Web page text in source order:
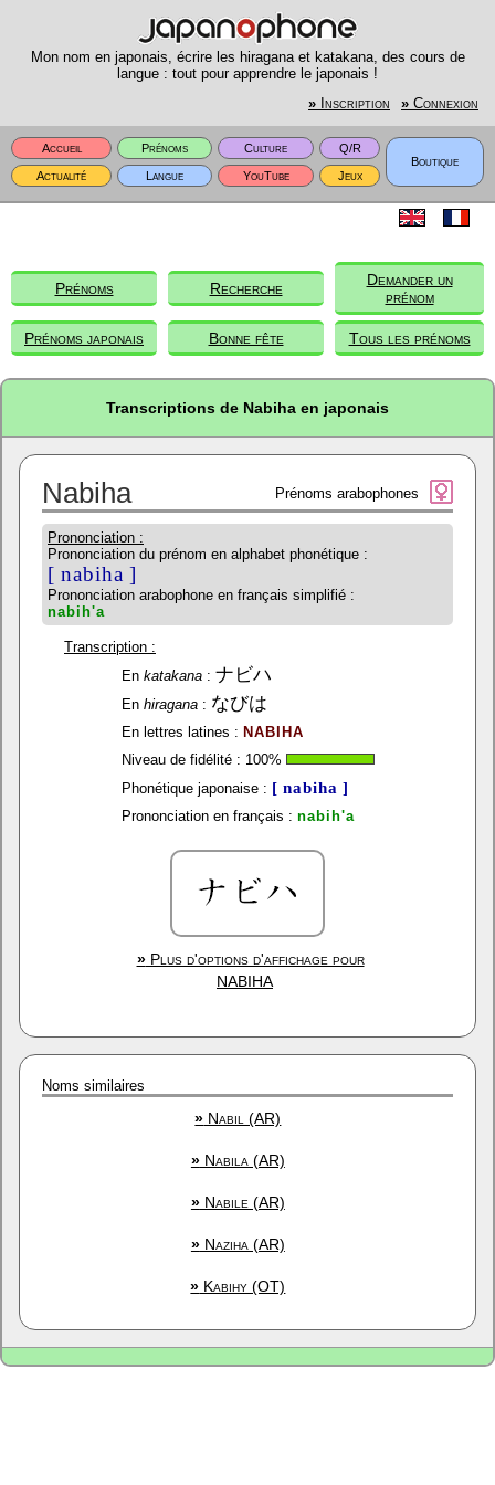
Mon nom en japonais, écrire les hiragana et katakana, des cours de
langue : tout pour apprendre le japonais !
» Inscription » Connexion
Accueil Prénoms Culture
Q/R
Boutique
Actualité
Langue YouTube Jeux
Prénoms Recherche
Demander un
prénom
Prénoms japonais Bonne fête Tous les prénoms
Transcriptions de Nabiha en japonais
Nabiha Prénoms arabophones
Prononciation :
Prononciation du prénom en alphabet phonétique :
[ nabiha ]
Prononciation arabophone en français simplifié :
nabih'a
Transcription :
En katakana: ナビハ
En hiragana: なびは
En lettres latines : NABIHA
Niveau de fidélité : 100%
Phonétique japonaise : [ nabiha ]
Prononciation en français : nabih'a
»Plus d'options d'affichage pour
NABIHA
Noms similaires
» Nabil (AR)
»Nabila (AR)
»Nabile (AR)
»Naziha (AR)
» Kabihy (OT)